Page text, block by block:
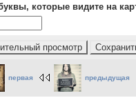
которые видите на
первая предыдущая